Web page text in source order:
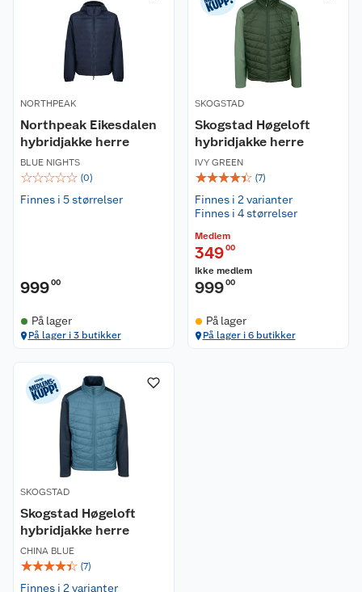
NORTHPEAK
Northpeak Eikesdalen
hybridjakke herre
BLUE NIGHTS
☆☆☆☆☆ (0)
Finnes i 5 størrelser
99900
På lager
På lager i 3 butikker
SKOGSTAD
Skogstad Høgeloft
hybridjakke herre
IVY GREEN
☆☆☆☆☆ (7)
Finnes i 2 varianter
Finnes i 4 størrelser
Medlem
34900
Ikke medlem
99900
På lager
På lager i 6 butikker
SKOGSTAD
Skogstad Høgeloft
hybridjakke herre
CHINA BLUE
☆☆☆☆☆ (7)
Finnes i 2 varianter
Om oss
Nyheter
Våre merkevarer
Kundeservice
Kontakt oss
Angre- og returrett
Ofte stilte spørsmål